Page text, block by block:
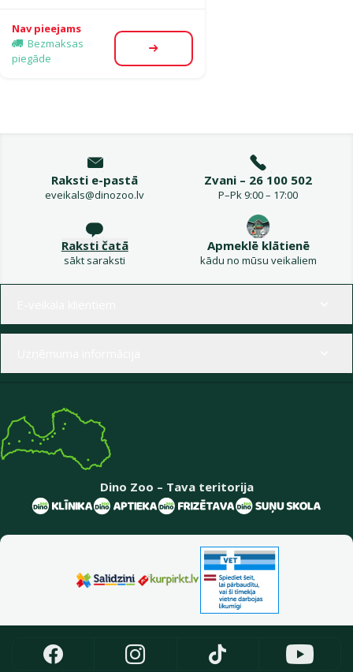
Nav pieejams
Bezmaksas
piegāde
Apskatīt
Raksti e-pastā
eveikals@dinozoo.lv
Zvani – 26 100 502
P–Pk 9:00 – 17:00
Raksti čatā
sākt saraksti
Apmeklē klātienē
kādu no mūsu veikaliem
Dino Zoo – Tava teritorija